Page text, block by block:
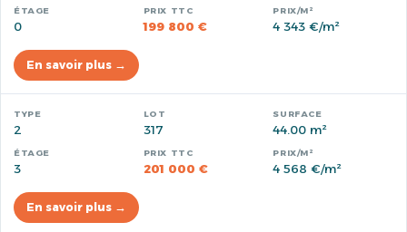
0 199 800 € 4 343 €/m²
En savoir plus →
2 317 44.00 m²
3 201 000 € 4 568 €/m²
En savoir plus →